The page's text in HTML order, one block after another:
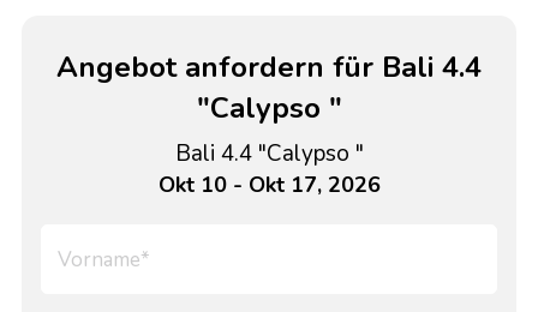
Angebot anfordern für Bali 4.4
"Calypso "
Bali 4.4 "Calypso "
Okt 10 - Okt 17, 2026